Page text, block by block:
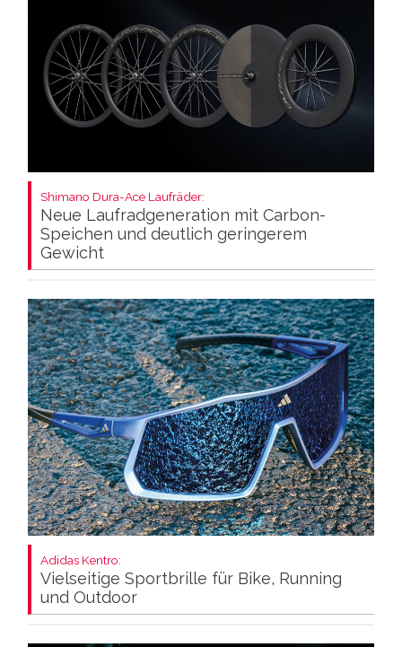
Shimano Dura-Ace Laufräder:
Neue Laufradgeneration mit Carbon-
Speichen und deutlich geringerem
Gewicht
Adidas Kentro:
Vielseitige Sportbrille für Bike, Running
und Outdoor